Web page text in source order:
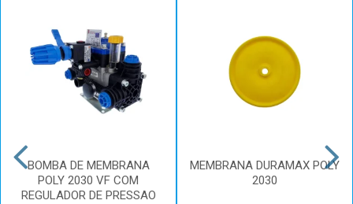
BOMBA DE MEMBRANA
POLY 2030 VF COM
REGULADOR DE PRESSAO
MEMBRANA DURAMAX POLY
2030